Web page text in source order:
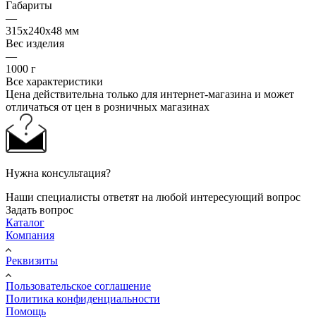
Габариты
—
315x240x48 мм
Вес изделия
—
1000 г
Все характеристики
Цена действительна только для интернет-магазина и может
отличаться от цен в розничных магазинах
Нужна консультация?
Наши специалисты ответят на любой интересующий вопрос
Задать вопрос
Каталог
Компания
Реквизиты
Пользовательское соглашение
Политика конфиденциальности
Помощь